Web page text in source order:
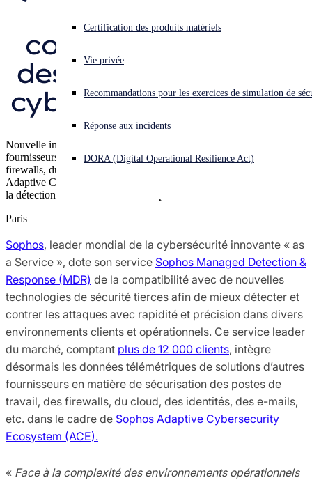
Vous subissez une cyberattaque ? Obtenez une aide immédiate.
Se connecter
Open search
Français Open language switcher
Certification des produits matériels
Vie privée
Recommandations pour les exercices de simulation de
Réponse aux incidents
DORA (Digital Operational Resilience Act)
Récompenses et évaluations
Contacts Presse
dote de la
compatibilité avec
des technologies de
cybersécurité tierces
Nouvelle intégration des données télémétriques de solutions d’autres
fournisseurs en matière de sécurisation des postes de travail, des
firewalls, du cloud, des identités, des e-mails, etc. avec Sophos
Adaptive Cybersecurity Ecosystem (ACE) pour une amélioration de
la détection des menaces et de la réponse
Paris
Sophos, leader mondial de la cybersécurité innovante « as
a Service », dote son service Sophos Managed Detection &
Response (MDR) de la compatibilité avec de nouvelles
technologies de sécurité tierces afin de mieux détecter et
contrer les attaques avec rapidité et précision dans divers
environnements clients et opérationnels. Ce service leader
du marché, comptant plus de 12 000 clients, intègre
désormais les données télémétriques de solutions d’autres
fournisseurs en matière de sécurisation des postes de
travail, des firewalls, du cloud, des identités, des e-mails,
etc. dans le cadre de Sophos Adaptive Cybersecurity
Ecosystem (ACE).
« Face à la complexité des environnements opérationnels